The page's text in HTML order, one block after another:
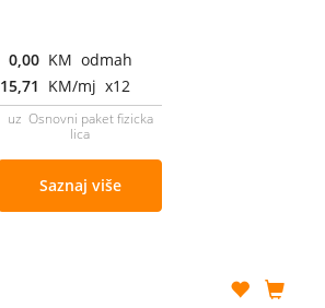
0,00 KM odmah
15,71 KM/mj x12
uz Osnovni paket fizicka
lica
Saznaj više